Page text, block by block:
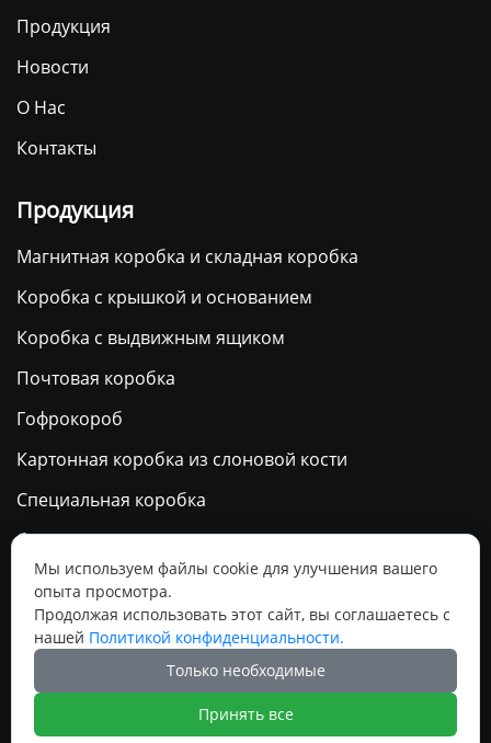
Продукция
Новости
О Нас
Контакты
Продукция
Магнитная коробка и складная коробка
Коробка с крышкой и основанием
Коробка с выдвижным ящиком
Почтовая коробка
Гофрокороб
Картонная коробка из слоновой кости
Специальная коробка
бумажный пакет
Календарь
Социальные медиа
   
Мы используем файлы cookie для улучшения вашего
опыта просмотра.
Продолжая использовать этот сайт, вы соглашаетесь с
нашей Политикой конфиденциальности.
Только необходимые
Принять все